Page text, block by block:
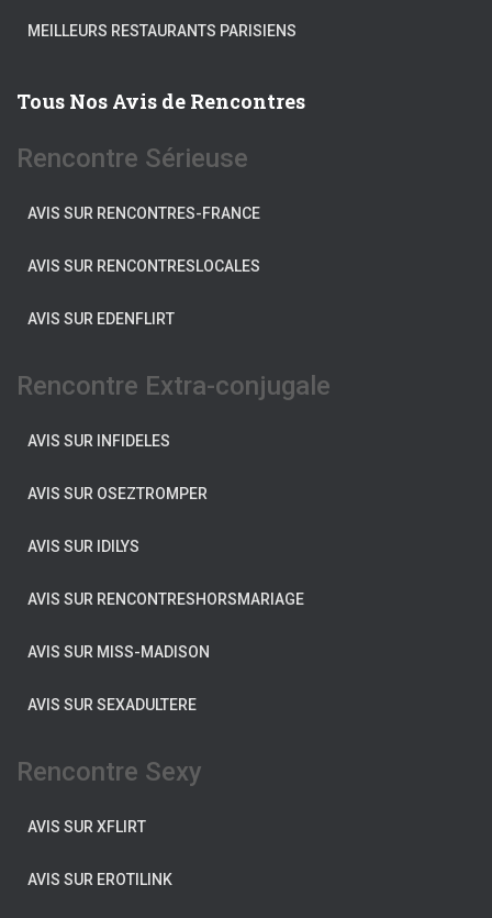
MEILLEURS RESTAURANTS PARISIENS
Tous Nos Avis de Rencontres
Rencontre Sérieuse
AVIS SUR RENCONTRES-FRANCE
AVIS SUR RENCONTRESLOCALES
AVIS SUR EDENFLIRT
Rencontre Extra-conjugale
AVIS SUR INFIDELES
AVIS SUR OSEZTROMPER
AVIS SUR IDILYS
AVIS SUR RENCONTRESHORSMARIAGE
AVIS SUR MISS-MADISON
AVIS SUR SEXADULTERE
Rencontre Sexy
AVIS SUR XFLIRT
AVIS SUR EROTILINK